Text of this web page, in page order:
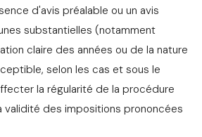
d'avis préalable ou un avis
substantielles (notamment
claire des années ou de la nature
selon les cas et sous le
la régularité de la procédure
validité des impositions prononcées